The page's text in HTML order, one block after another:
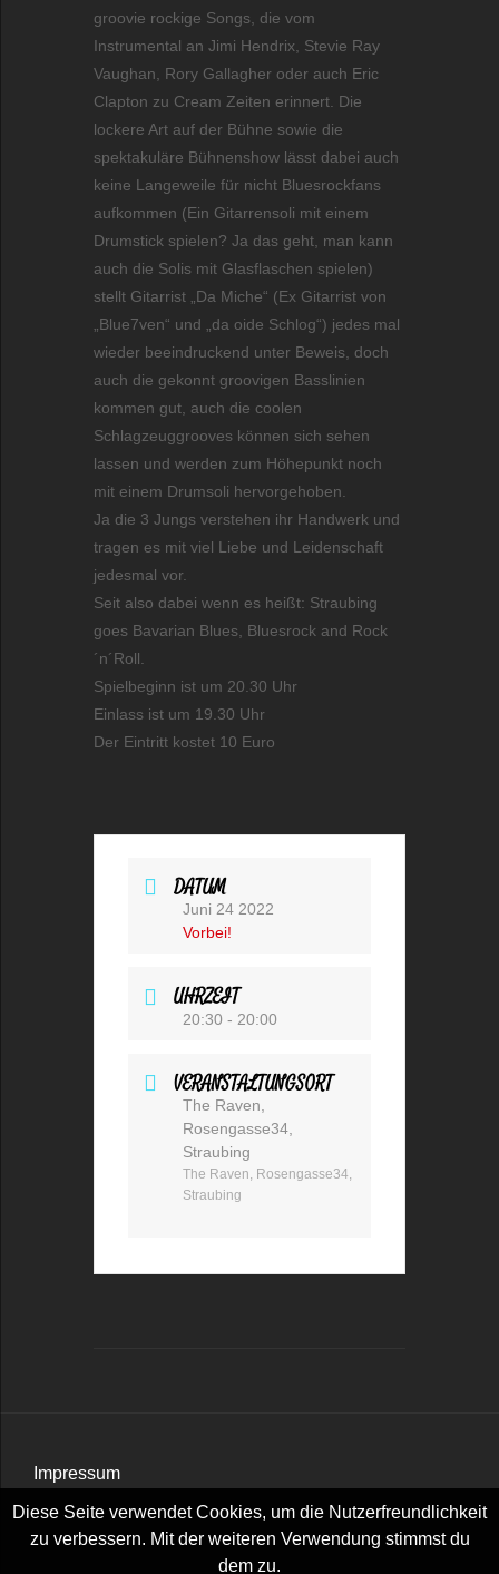
groovie rockige Songs, die vom
Instrumental an Jimi Hendrix, Stevie Ray
Vaughan, Rory Gallagher oder auch Eric
Clapton zu Cream Zeiten erinnert. Die
lockere Art auf der Bühne sowie die
spektakuläre Bühnenshow lässt dabei auch
keine Langeweile für nicht Bluesrockfans
aufkommen (Ein Gitarrensoli mit einem
Drumstick spielen? Ja das geht, man kann
auch die Solis mit Glasflaschen spielen)
stellt Gitarrist „Da Miche“ (Ex Gitarrist von
„Blue7ven“ und „da oide Schlog“) jedes mal
wieder beeindruckend unter Beweis, doch
auch die gekonnt groovigen Basslinien
kommen gut, auch die coolen
Schlagzeuggrooves können sich sehen
lassen und werden zum Höhepunkt noch
mit einem Drumsoli hervorgehoben.
Ja die 3 Jungs verstehen ihr Handwerk und
tragen es mit viel Liebe und Leidenschaft
jedesmal vor.
Seit also dabei wenn es heißt: Straubing
goes Bavarian Blues, Bluesrock and Rock
´n´Roll.
Spielbeginn ist um 20.30 Uhr
Einlass ist um 19.30 Uhr
Der Eintritt kostet 10 Euro
DATUM
Juni 24 2022
Vorbei!
UHRZEIT
20:30 - 20:00
VERANSTALTUNGSORT
The Raven,
Rosengasse34,
Straubing
The Raven, Rosengasse34,
Straubing
Impressum
Diese Seite verwendet Cookies, um die Nutzerfreundlichkeit
zu verbessern. Mit der weiteren Verwendung stimmst du
dem zu.